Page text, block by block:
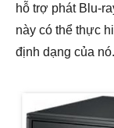
hỗ trợ phát Blu-
này có thể thực
định dạng của nó.